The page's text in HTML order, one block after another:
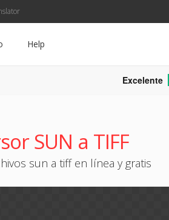
Help
Excelente
SUN a TIFF
sun a tiff en línea y gratis